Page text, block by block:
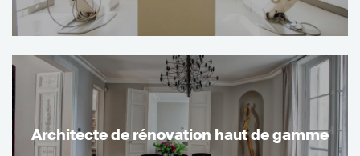
Architecte de rénovation haut de gamme